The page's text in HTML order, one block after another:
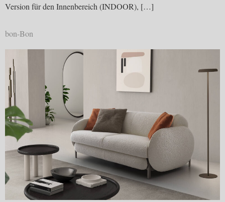
Version für den Innenbereich (INDOOR), […]
bon-Bon